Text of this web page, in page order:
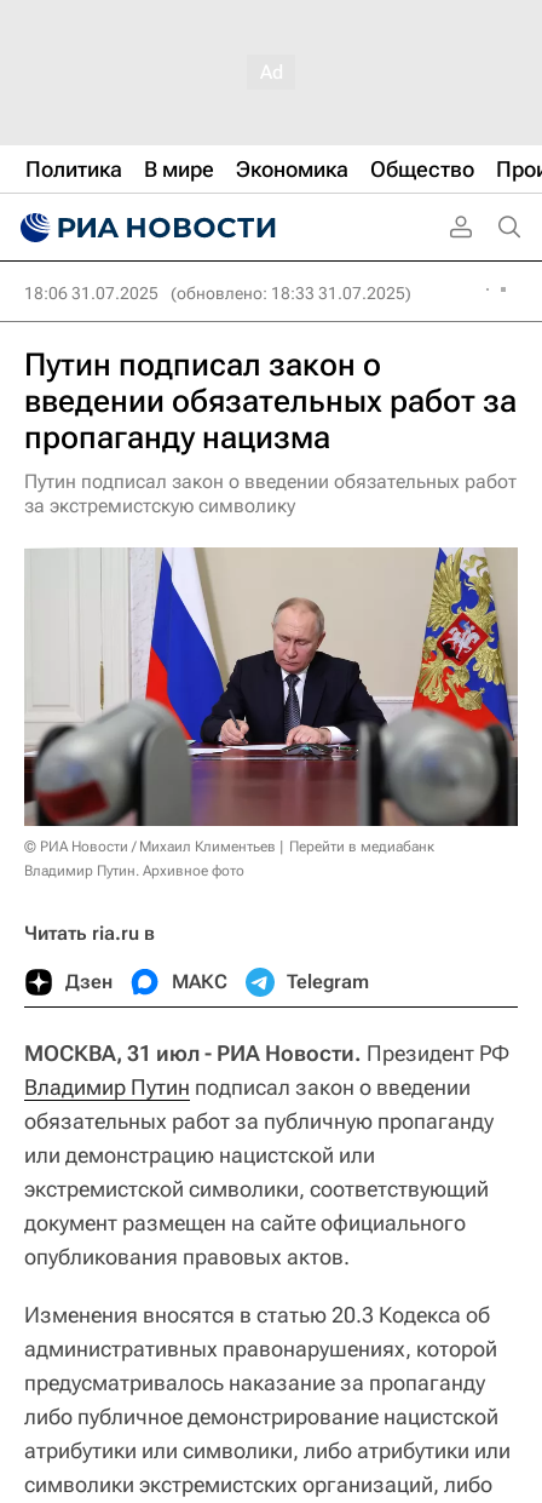
Политика В мире Экономика Общество
18:06 31.07.2025 (обновлено: 18:33 31.07.2025)
Путин подписал закон о
введении обязательных работ за
пропаганду нацизма
Путин подписал закон о введении обязательных работ
за экстремистскую символику
© РИА Новости / Михаил Климентьев
Перейти в медиабанк
Владимир Путин. Архивное фото
Читать ria.ru в
Дзен МАКС Telegram
МОСКВА, 31 июл - РИА Новости. Президент РФ
Владимир Путин подписал закон о введении
обязательных работ за публичную пропаганду
или демонстрацию нацистской или
экстремистской символики, соответствующий
документ размещен на сайте официального
опубликования правовых актов.
Изменения вносятся в статью 20.3 Кодекса об
административных правонарушениях, которой
предусматривалось наказание за пропаганду
либо публичное демонстрирование нацистской
атрибутики или символики, либо атрибутики или
символики экстремистских организаций, либо